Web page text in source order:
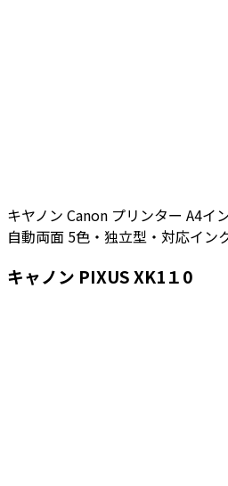
キヤノン Canon プリンター A4イ
自動両面 5色・独立型・対応イン
キャノン PIXUS XK1１0